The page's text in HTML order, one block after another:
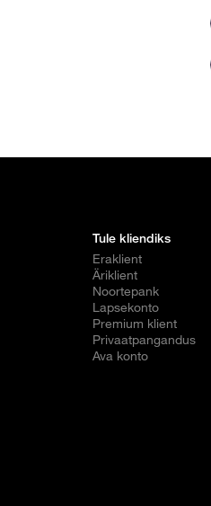
Tule kliendiks
Eraklient
Äriklient
Noortepank
Lapsekonto
Premium klient
Privaatpangandus
Ava konto